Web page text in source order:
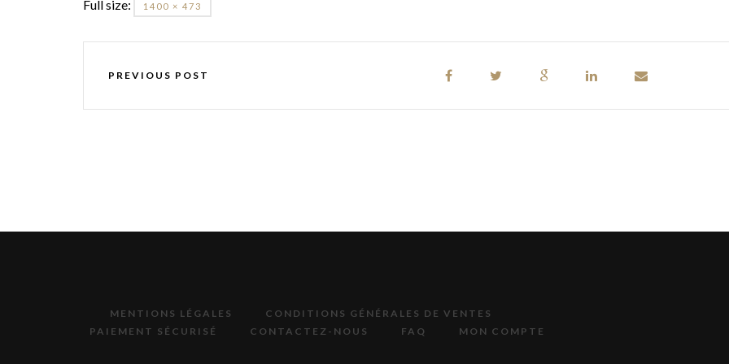
Full size: 1400 × 473
PREVIOUS POST
MENTIONS LÉGALES
CONDITIONS GÉNÉRALES DE VENTES
PAIEMENT SÉCURISÉ
CONTACTEZ-NOUS FAQ MON COMPTE